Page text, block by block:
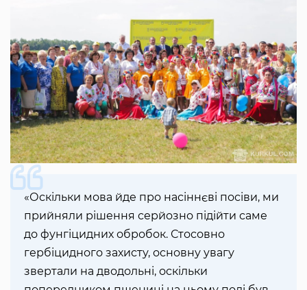
«Оскільки мова йде про насіннєві посіви, ми
прийняли рішення серйозно підійти саме
до фунгіцидних обробок. Стосовно
гербіцидного захисту, основну увагу
звертали на дводольні, оскільки